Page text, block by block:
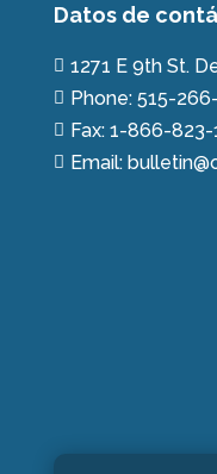
Datos de
 1271 E 9th St.
 Phone: 515-
 Fax: 1-866-823-
 Email: